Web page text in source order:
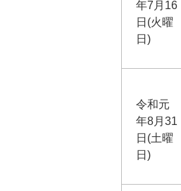
年7月16
日(火曜
日)
令和元
年8月31
日(土曜
日)